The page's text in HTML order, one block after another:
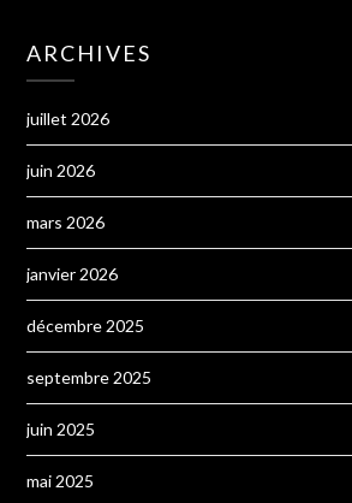
ARCHIVES
juillet 2026
juin 2026
mars 2026
janvier 2026
décembre 2025
septembre 2025
juin 2025
mai 2025